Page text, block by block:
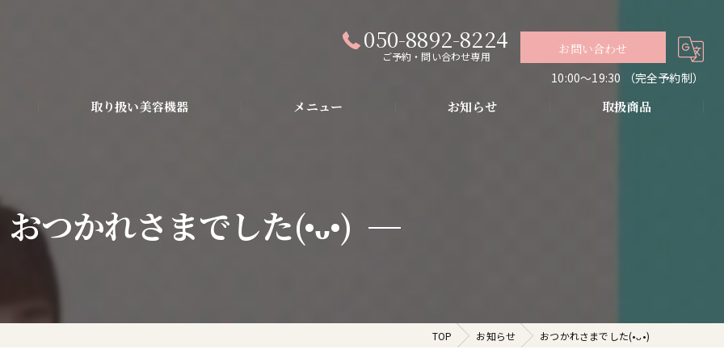
050-8892-8224
ご予約・問い合わせ専用
お問い合わせ
10:00〜19:30 （完全予約制）
取り扱い美容機器 メニュー
ダイエット・小顔・代謝アップ・肌質改善・リラクゼーション
お知らせ 取扱商品
おつかれさまでした(•ᴗ•)
TOP お知らせ おつかれさまでした(•ᴗ•)